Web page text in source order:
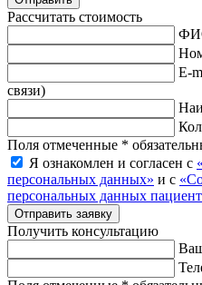
Рассчитать стоимость
E-
связи)
Поля отмеченные *
Я ознакомлен и согласен с
персональных данных» и с
персональных данных
Отправить заявку
Получить консультацию